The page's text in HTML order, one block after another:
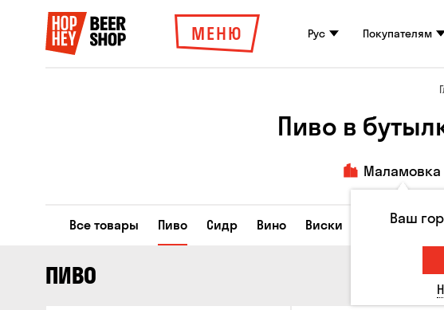
МЕНЮ Рус Покупателям
Пиво в
Маламовка
Все товары Пиво Сидр Вино Виски Коктейли
ПИВО
Ваш